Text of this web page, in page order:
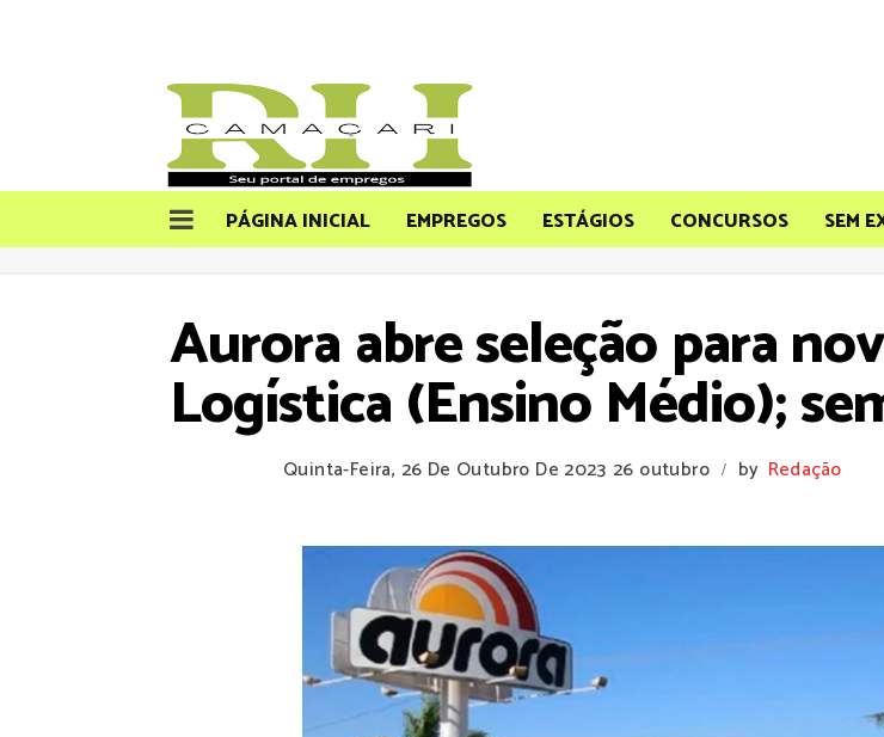
PÁGINA INICIAL EMPREGOS ESTÁGIOS CONCURSOS SEM
Aurora abre seleção para
Logística (Ensino Médio);
Quinta-Feira, 26 De Outubro De 2023 26 outubro / by Redação